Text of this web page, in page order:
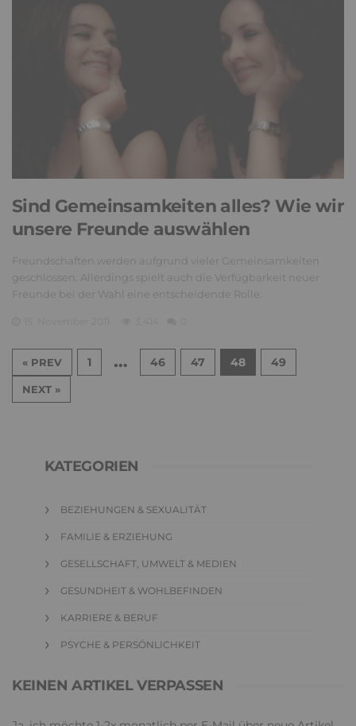
Sind Gemeinsamkeiten alles? Wie wir
unsere Freunde auswählen
Freundschaften werden aufgrund vieler Gemeinsamkeiten
geschlossen. Allerdings spielt auch die Verfügbarkeit neuer
Freunde bei der Wahl eine entscheidende Rolle.
« PREV 1 … 46 47 48 49
NEXT »
KATEGORIEN
BEZIEHUNGEN & SEXUALITÄT
FAMILIE & ERZIEHUNG
GESELLSCHAFT, UMWELT & MEDIEN
GESUNDHEIT & WOHLBEFINDEN
KARRIERE & BERUF
PSYCHE & PERSÖNLICHKEIT
KEINEN ARTIKEL VERPASSEN